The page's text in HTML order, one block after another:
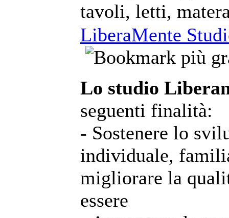
tavoli, letti,
LiberaMente
Lo studio
seguenti finalità:
- Sostenere lo
individuale,
migliorare la
essere